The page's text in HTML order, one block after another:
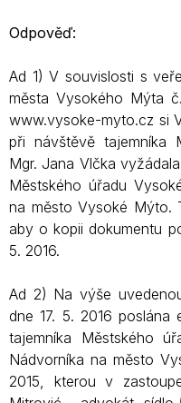
Odpověď:
Ad 1) V souvislosti s
města Vysokého Mýta
www.vysoke-myto.cz si
při návštěvě tajemníka
Mgr. Jana Vlčka
Městského úřadu
na město Vysoké Mýto.
aby o kopii dokumentu
5. 2016.
Ad 2) Na výše
dne 17. 5. 2016 poslána
tajemníka Městského
Nádvorníka na město
2015, kterou v